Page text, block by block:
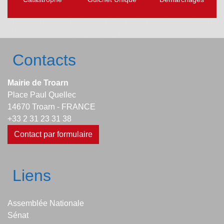
Contacts
Mairie de Troarn
Place Paul Quellec
14670 Troarn - FRANCE
+33 2 31 23 31 38
Contact par formulaire
Liens
Assemblée Nationale
Sénat